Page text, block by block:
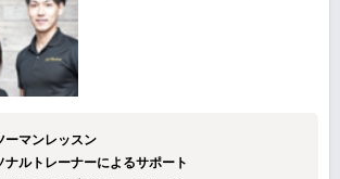
ーマンレッスン
ナルトレーナーによるサポート